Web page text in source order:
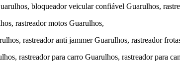
bloqueador veicular confiável Guarulhos,
rastreador motos Guarulhos,
rastreador anti jammer Guarulhos, rastreador
rastreador para carro Guarulhos, rastreador para